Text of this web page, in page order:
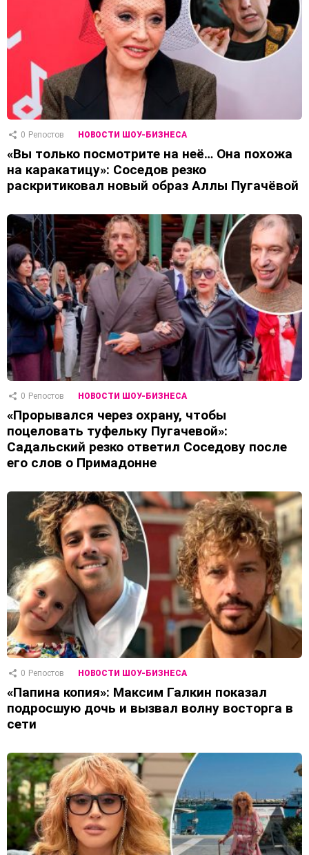
0 Репостов НОВОСТИ ШОУ-БИЗНЕСА
«Вы только посмотрите на неё… Она похожа
на каракатицу»: Соседов резко
раскритиковал новый образ Аллы Пугачёвой
0 Репостов НОВОСТИ ШОУ-БИЗНЕСА
«Прорывался через охрану, чтобы
поцеловать туфельку Пугачевой»:
Садальский резко ответил Соседову после
его слов о Примадонне
0 Репостов НОВОСТИ ШОУ-БИЗНЕСА
«Папина копия»: Максим Галкин показал
подросшую дочь и вызвал волну восторга в
сети